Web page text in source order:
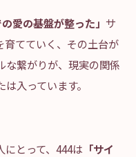
愛の基盤が整った」 サ
育てていく、その土台が
な繋がりが、現実の関係
入っています。
にとって、444は 「サイ